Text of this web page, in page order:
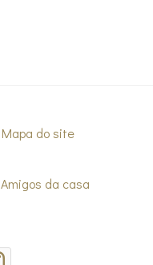
Mapa do site
Amigos da casa